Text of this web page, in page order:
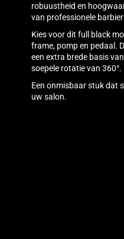
robuustheid en
van professionele
Kies voor dit full black
frame, pomp en pedaal.
een extra brede basis
soepele rotatie van 360°.
Een onmisbaar stuk dat
uw salon.